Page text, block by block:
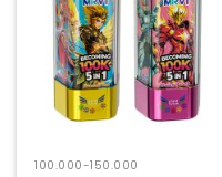
100.000-150.000